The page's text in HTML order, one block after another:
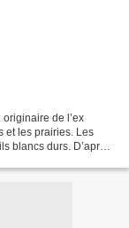
de l’ex
et les prairies. Les
blancs durs. D’après